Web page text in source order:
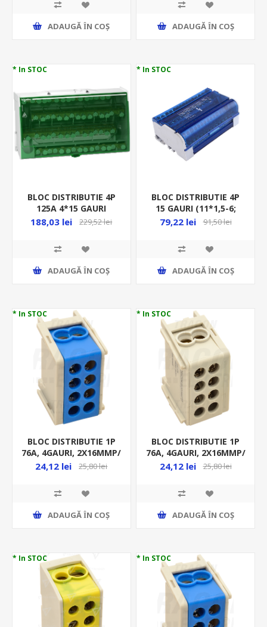
ADAUGĂ ȊN COŞ ADAUGĂ ȊN COŞ
* In STOC
BLOC DISTRIBUTIE 4P
125A 4*15 GAURI
(1*9.5+3*8.5+11*6.5)MM
188,03 lei 229,52 lei
ADAUGĂ ȊN COŞ
* In STOC
BLOC DISTRIBUTIE 4P
15 GAURI (11*1,5-6;
2*6-16; 2*10-16)MM
79,22 lei 91,50 lei
ADAUGĂ ȊN COŞ
* In STOC
BLOC DISTRIBUTIE 1P
76A, 4GAURI, 2X16MMP/
2X10MMP, ALBASTRU
24,12 lei 25,80 lei
ADAUGĂ ȊN COŞ
* In STOC
BLOC DISTRIBUTIE 1P
76A, 4GAURI, 2X16MMP/
2X10MMP, GRI FLE-16
24,12 lei 25,80 lei
ADAUGĂ ȊN COŞ
* In STOC * In STOC